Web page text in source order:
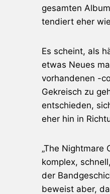
gesamten
tendiert eher
Es scheint, als
etwas Neues
vorhandenen -
Gekreisch zu
entschieden,
eher hin in
„The Nightmare
komplex,
der
beweist aber,